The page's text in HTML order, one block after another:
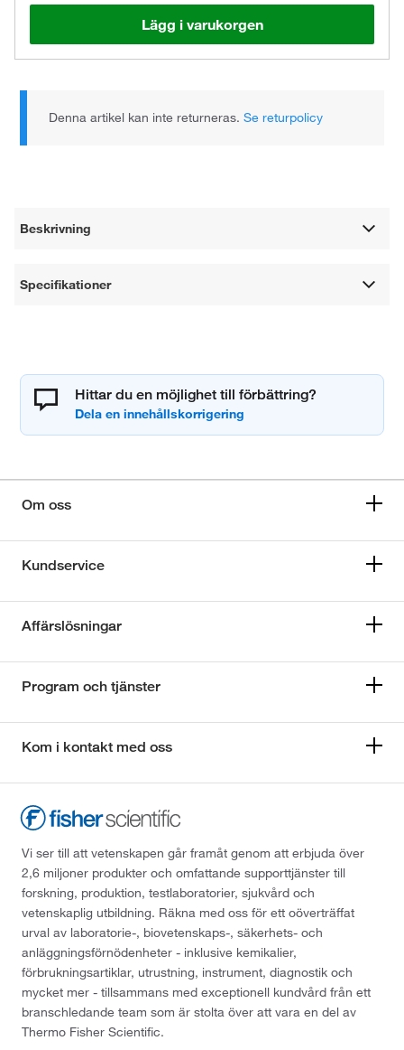
Lägg i varukorgen
Denna artikel kan inte returneras.Se returpolicy
Beskrivning
Specifikationer
Hittar du en möjlighet till förbättring?
Om oss
Kundservice
Affärslösningar
Program och tjänster
Kom i kontakt med oss
Vi ser till att vetenskapen går framåt genom att erbjuda över
2,6 miljoner produkter och omfattande supporttjänster till
forskning, produktion, testlaboratorier, sjukvård och
vetenskaplig utbildning. Räkna med oss för ett oöverträffat
urval av laboratorie-, biovetenskaps-, säkerhets- och
anläggningsförnödenheter - inklusive kemikalier,
förbrukningsartiklar, utrustning, instrument, diagnostik och
mycket mer - tillsammans med exceptionell kundvård från ett
branschledande team som är stolta över att vara en del av
Thermo Fisher Scientific.